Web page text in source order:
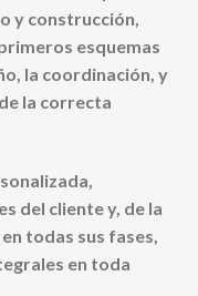
y construcción,
esquemas
la coordinación, y
la correcta
del cliente y, de la
todas sus fases,
en toda